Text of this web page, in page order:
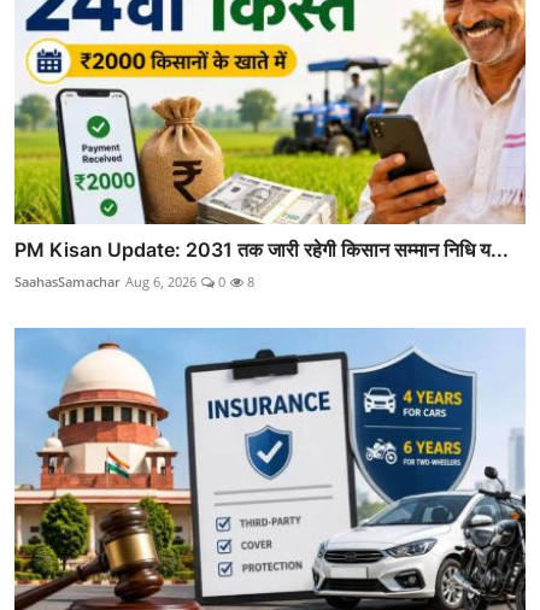
PM Kisan Update: 2031 तक जारी रहेगी किसान सम्मान निधि य...
SaahasSamachar Aug 6, 2026 0 8